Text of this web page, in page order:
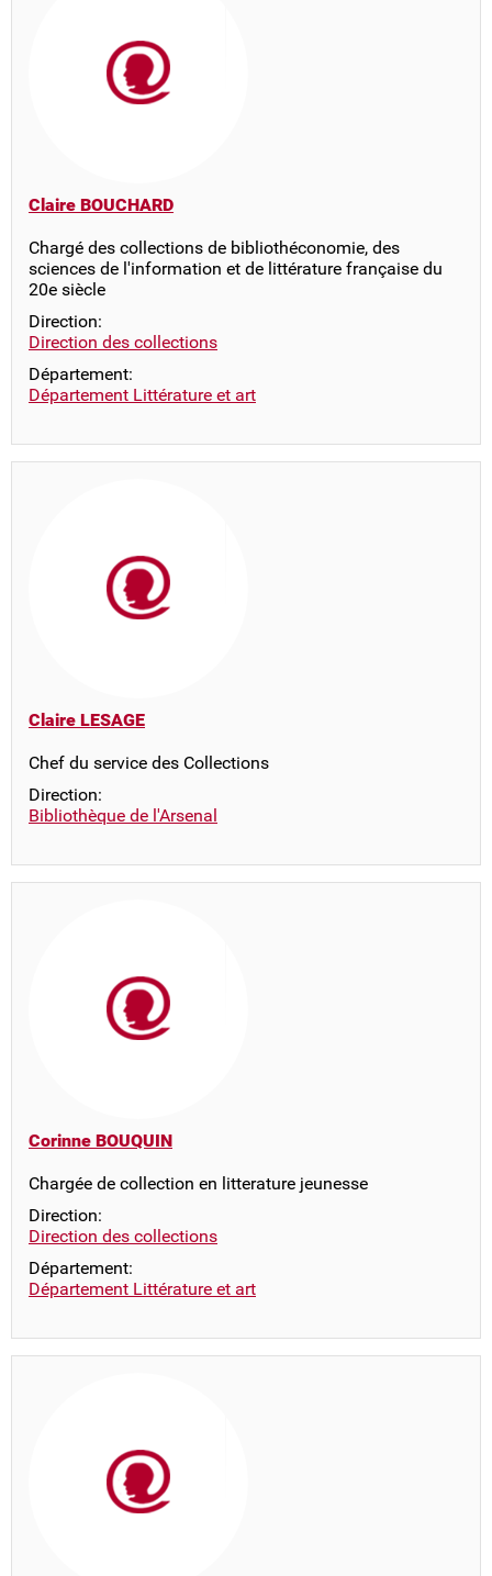
Claire BOUCHARD
Chargé des collections de bibliothéconomie, des
sciences de l'information et de littérature française du
20e siècle
Direction:
Direction des collections
Département:
Département Littérature et art
Claire LESAGE
Chef du service des Collections
Direction:
Bibliothèque de l'Arsenal
Corinne BOUQUIN
Chargée de collection en litterature jeunesse
Direction:
Direction des collections
Département:
Département Littérature et art